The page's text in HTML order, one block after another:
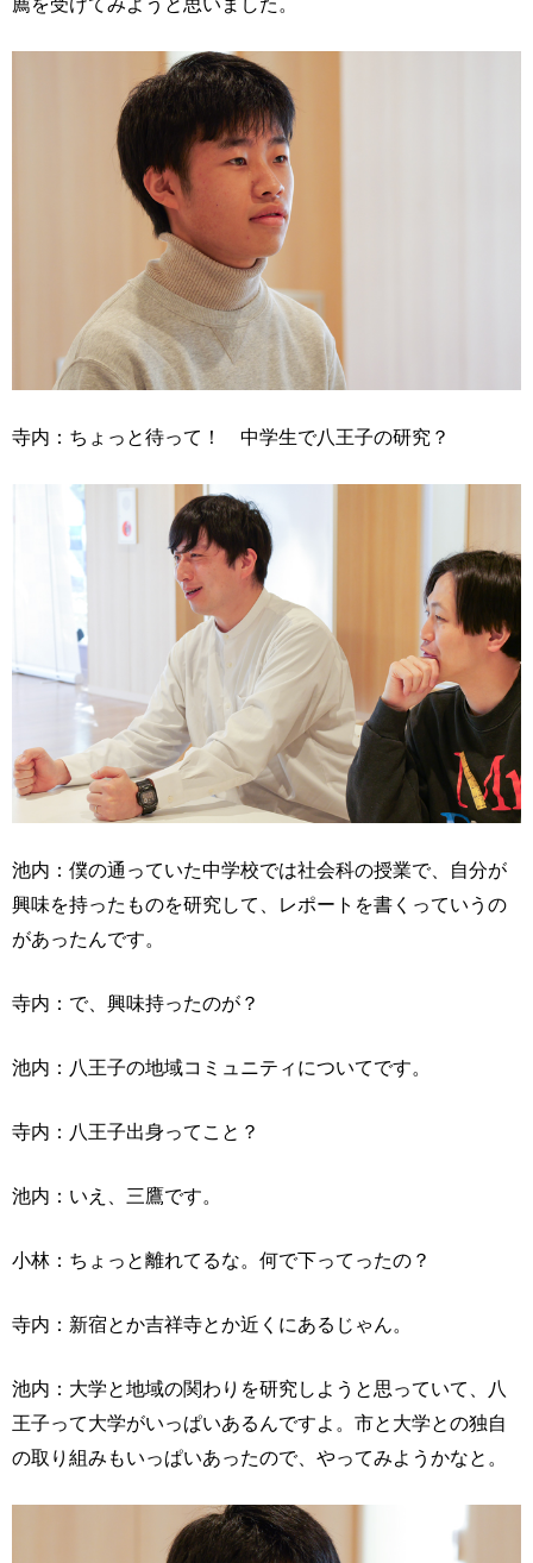
寺内：ちょっと待って！ 中学生で八王子の研究？
池内：僕の通っていた中学校では社会科の授業で、自分が
興味を持ったものを研究して、レポートを書くっていうの
があったんです。
寺内：で、興味持ったのが？
池内：八王子の地域コミュニティについてです。
寺内：八王子出身ってこと？
池内：いえ、三鷹です。
小林：ちょっと離れてるな。何で下ってったの？
寺内：新宿とか吉祥寺とか近くにあるじゃん。
池内：大学と地域の関わりを研究しようと思っていて、八
王子って大学がいっぱいあるんですよ。市と大学との独自
の取り組みもいっぱいあったので、やってみようかなと。